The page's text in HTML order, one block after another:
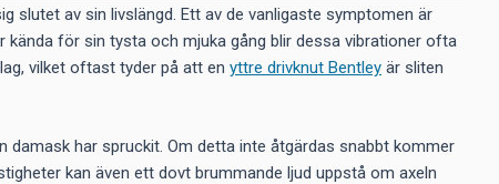
slutet av sin livslängd. Ett av de vanligaste symptomen är
för sin tysta och mjuka gång blir dessa vibrationer ofta
vilket oftast tyder på att en yttre drivknut Bentley är sliten
har spruckit. Om detta inte åtgärdas snabbt kommer
kan även ett dovt brummande ljud uppstå om axeln